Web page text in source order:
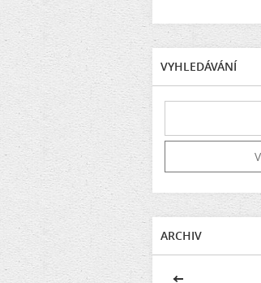
VYHLEDÁVÁNÍ
ARCHIV
<<